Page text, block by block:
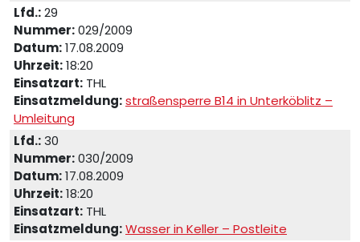
Lfd.:29
Nummer:029/2009
Datum:17.08.2009
Uhrzeit:18:20
Einsatzart: THL
Einsatzmeldung:straßensperre B14 in Unterköblitz –
Umleitung
Lfd.:30
Nummer:030/2009
Datum:17.08.2009
Uhrzeit:18:20
Einsatzart: THL
Einsatzmeldung:Wasser in Keller – Postleite